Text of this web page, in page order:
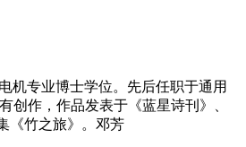
机专业博士学位。先后任职于通用
作，作品发表于《蓝星诗刊》、
《竹之旅》。邓芳